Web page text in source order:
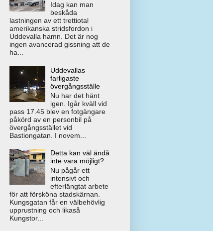
Idag kan man
beskåda
lastningen av ett trettiotal
amerikanska stridsfordon i
Uddevalla hamn. Det är nog
ingen avancerad gissning att de
ha...
Uddevallas
farligaste
övergångsställe
Nu har det hänt
igen. Igår kväll vid
pass 17.45 blev en fotgängare
påkörd av en personbil på
övergångsstället vid
Bastiongatan. I novem...
Detta kan väl ändå
inte vara möjligt?
Nu pågår ett
intensivt och
efterlängtat arbete
för att försköna stadskärnan.
Kungsgatan får en välbehövlig
upprustning och likaså
Kungstor...